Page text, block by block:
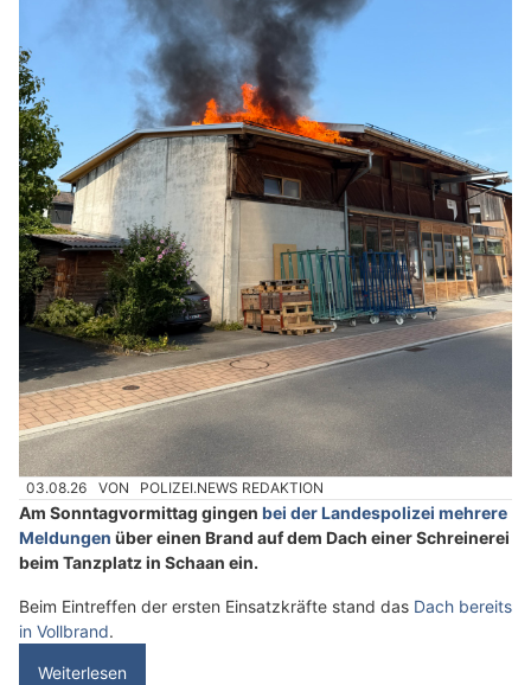
03.08.26 VON POLIZEI.NEWS REDAKTION
Am Sonntagvormittag gingen bei der Landespolizei mehrere
Meldungen über einen Brand auf dem Dach einer Schreinerei
beim Tanzplatz in Schaan ein.
Beim Eintreffen der ersten Einsatzkräfte stand das Dach bereits
in Vollbrand.
Weiterlesen